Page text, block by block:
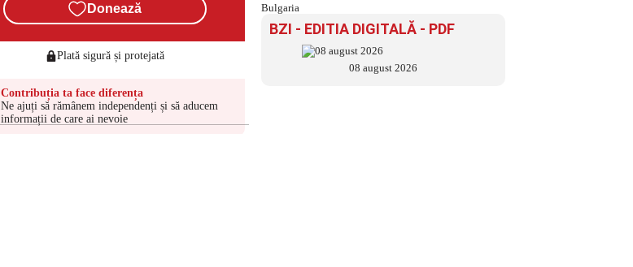
Donează
Plată sigură și protejată
Contribuția ta face diferența
Ne ajuți să rămânem independenți și să aducem
informații de care ai nevoie
BZI - EDITIA DIGITALĂ - PDF
08 august 2026